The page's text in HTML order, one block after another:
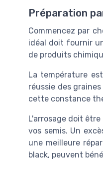
Préparation
Commencez par
idéal doit fournir
de produits
La température
réussie des
cette constance
L'arrosage doit
vos semis. Un
une meilleure
black, peuvent